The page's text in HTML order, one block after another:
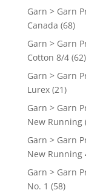
Garn > Garn
Canada (68)
Garn > Garn
Cotton 8/4 (62)
Garn > Garn
Lurex (21)
Garn > Garn
New Running
Garn > Garn
New Running
Garn > Garn
No. 1 (58)